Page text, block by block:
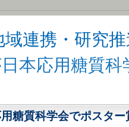
連携・研究
本応用糖質
糖質科学会でポスター